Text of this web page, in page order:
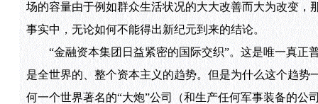
场的容量由于例如群众生活状况的大大改善而大为改变
事实中，无论如何不能得出新纪元到来的结论。
“金融资本集团日益紧密的国际交织”。这是唯一真正
是全世界的、整个资本主义的趋势。但是为什么这个趋
何一个世界著名的“大炮”公司（和生产任何军事装备的公